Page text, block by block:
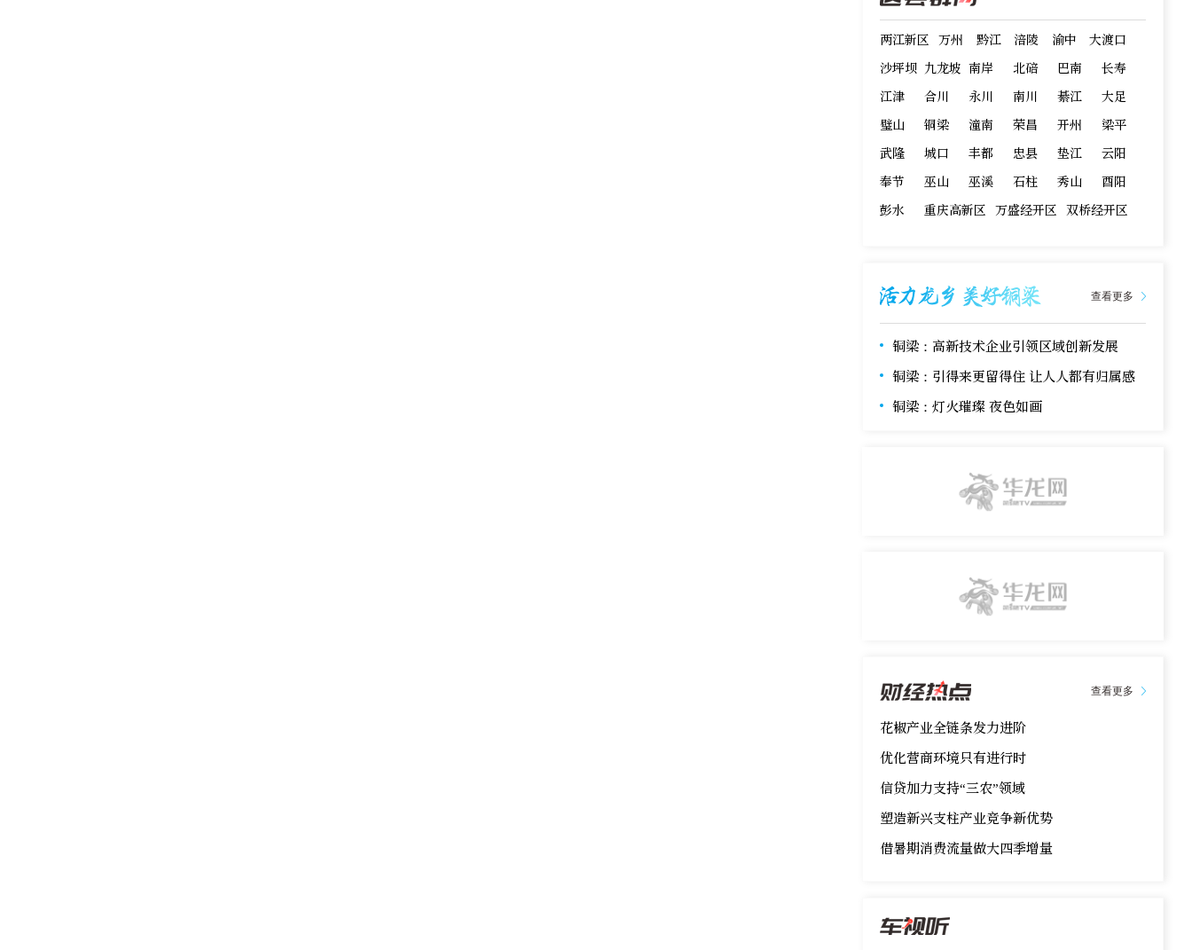
两江新区 万州 黔江 涪陵 渝中
大渡口
沙坪坝 九龙坡 南岸 北碚 巴南
长寿
江津
合川 永川 南川 綦江
大足
璧山
铜梁 潼南 荣昌 开州
梁平
武隆
城口 丰都 忠县 垫江
云阳
奉节
巫山 巫溪 石柱 秀山
酉阳
彭水
重庆高新区 万盛经开区 双桥经开区
查看更多
铜梁：高新技术企业引领区域创新发展
铜梁：引得来更留得住 让人人都有归属感
铜梁：灯火璀璨 夜色如画
查看更多
花椒产业全链条发力进阶
优化营商环境只有进行时
信贷加力支持“三农”领域
塑造新兴支柱产业竞争新优势
借暑期消费流量做大四季增量